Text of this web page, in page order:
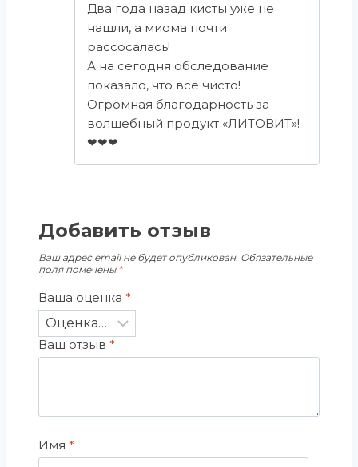
Два года назад кисты уже не
нашли, а миома почти
рассосалась!
А на сегодня обследование
показало, что всё чисто!
Огромная благодарность за
волшебный продукт «ЛИТОВИТ»!
❤❤❤
Добавить отзыв
Ваш адрес email не будет опубликован. Обязательные
поля помечены *
Ваша оценка *
Ваш отзыв *
Имя *